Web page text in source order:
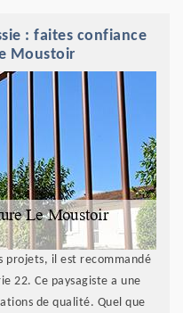
: faites confiance
Moustoir
projets, il est recommandé
22. Ce paysagiste a une
de qualité. Quel que